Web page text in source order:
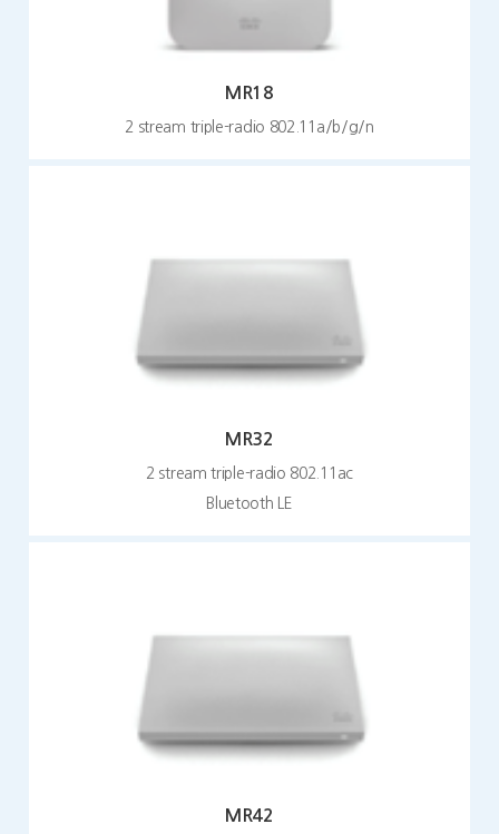
MR18
2 stream triple-radio 802.11a/b/g/n
MR32
2 stream triple-radio 802.11ac
Bluetooth LE
MR42